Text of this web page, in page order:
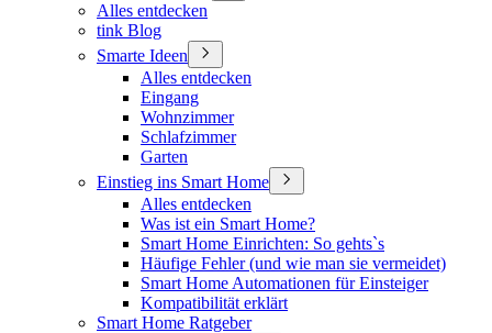
Alles entdecken
tink Blog
Smarte Ideen
Alles entdecken
Eingang
Wohnzimmer
Schlafzimmer
Garten
Einstieg ins Smart Home
Alles entdecken
Was ist ein Smart Home?
Smart Home Einrichten: So gehts`s
Häufige Fehler (und wie man sie vermeidet)
Smart Home Automationen für Einsteiger
Kompatibilität erklärt
Smart Home Ratgeber